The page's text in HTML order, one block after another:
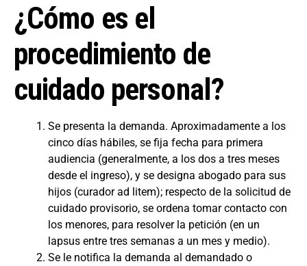
¿Cómo es el
procedimiento de
cuidado personal?
Se presenta la demanda. Aproximadamente a los
cinco días hábiles, se fija fecha para primera
audiencia (generalmente, a los dos a tres meses
desde el ingreso), y se designa abogado para sus
hijos (curador ad litem); respecto de la solicitud de
cuidado provisorio, se ordena tomar contacto con
los menores, para resolver la petición (en un
lapsus entre tres semanas a un mes y medio).
Se le notifica la demanda al demandado o